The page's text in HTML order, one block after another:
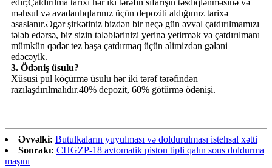
edir;Çatdırılma tarixi hər iki tərəfin sifarişin təsdiqlənməsinə və
məhsul və avadanlıqlarınız üçün depoziti aldığımız tarixə
əsaslanır.Əgər şirkətiniz bizdən bir neçə gün əvvəl çatdırılmamızı
tələb edərsə, biz sizin tələblərinizi yerinə yetirmək və çatdırılmanı
mümkün qədər tez başa çatdırmaq üçün əlimizdən gələni
edəcəyik.
3. Ödəniş üsulu?
Xüsusi pul köçürmə üsulu hər iki tərəf tərəfindən
razılaşdırılmalıdır.40% depozit, 60% götürmə ödənişi.
Əvvəlki: Butulkaların yuyulması və doldurulması istehsal xətti
Sonrakı: CHGZP-18 avtomatik piston tipli qalın sous doldurma
maşını